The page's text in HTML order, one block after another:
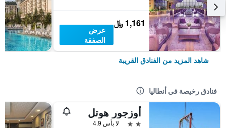
1,161 ﷼
عرض
الصفقة
شاهد المزيد من الفنادق القريبة
فنادق رخيصة في أنطاليا
أوزجور هوتل
2 نجمتين لا بأس 4.9